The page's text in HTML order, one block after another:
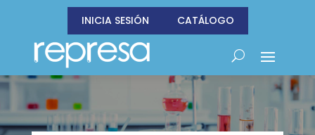
INICIA SESIÓN CATÁLOGO